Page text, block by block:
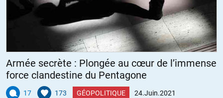
Armée secrète : Plongée au cœur de l’immense
force clandestine du Pentagone
17 173 GÉOPOLITIQUE 24.Juin.2021